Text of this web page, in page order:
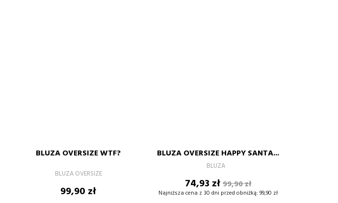
BLUZA OVERSIZE WTF?
BLUZA OVERSIZE
Cena
99,90 zł
– +
DODAJ DO KOSZYKA
BLUZA OVERSIZE HAPPY SANTA...
BLUZA
Cena
74,93 złCena
podstawowa
99,90 zł
Najniższa cena z 30 dni przed obniżką: 99,90 zł
– +
DODAJ DO KOSZYKA